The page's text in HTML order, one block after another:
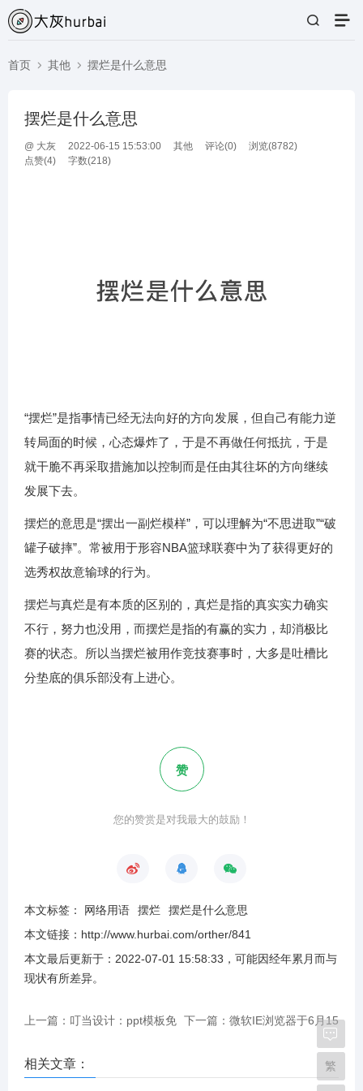
首页 其他 摆烂是什么意思
摆烂是什么意思
@ 大灰 2022-06-15 15:53:00 其他 评论(0)
浏览(8782)
点赞(4) 字数(218)
“摆烂”是指事情已经无法向好的方向发展，但自己有能力逆
转局面的时候，心态爆炸了，于是不再做任何抵抗，于是
就干脆不再采取措施加以控制而是任由其往坏的方向继续
发展下去。
摆烂的意思是“摆出一副烂模样”，可以理解为“不思进取”“破
罐子破摔”。常被用于形容NBA篮球联赛中为了获得更好的
选秀权故意输球的行为。
摆烂与真烂是有本质的区别的，真烂是指的真实实力确实
不行，努力也没用，而摆烂是指的有赢的实力，却消极比
赛的状态。所以当摆烂被用作竞技赛事时，大多是吐槽比
分垫底的俱乐部没有上进心。
赞
您的赞赏是对我最大的鼓励！
本文标签： 网络用语 摆烂
摆烂是什么意思
本文链接： http://www.hurbai.com/orther/841
本文最后更新于： 2022-07-01 15:58:33 ，可能因经年累月而与
现状有所差异。
上一篇：叮当设计：ppt模板免 下一篇：微软IE浏览器于6月15
日被永久关闭
相关文章： 繁